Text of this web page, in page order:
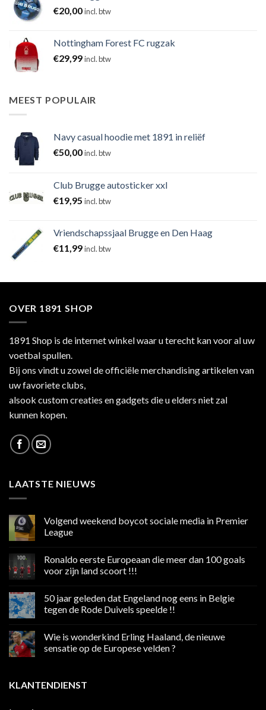
€20,00incl. btw
Nottingham Forest FC rugzak
€29,99incl. btw
MEEST POPULAIR
Navy casual hoodie met 1891 in reliëf
€50,00incl. btw
Club Brugge autosticker xxl
€19,95 incl. btw
Vriendschapssjaal Brugge en Den Haag
€11,99incl. btw
OVER 1891 SHOP
1891 Shop is de internet winkel waar u terecht kan voor al uw
voetbal spullen.
Bij ons vindt u zowel de officiële merchandising artikelen van
uw favoriete clubs,
alsook custom creaties en gadgets die u elders niet zal
kunnen kopen.
LAATSTE NIEUWS
Volgend weekend boycot sociale media in Premier
League
op
weekend
media
in
Premier
Ronaldo eerste Europeaan die meer dan 100 goals
voor zijn land scoort !!!
op
Ronaldo
eerste
meer
100
land
scoort
50 jaar geleden dat Engeland nog eens in Belgie
tegen de Rode Duivels speelde !!
op
jaar
nog
eens
Wie is wonderkind Erling Haaland, de nieuwe
sensatie op de Europese velden ?
Wie
is
KLANTENDIENST